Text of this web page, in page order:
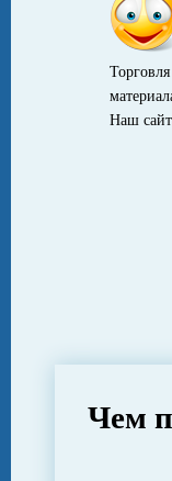
Наш
Чем